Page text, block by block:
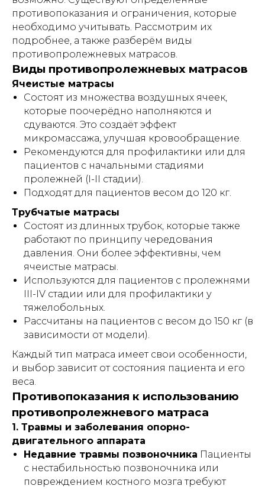
противопоказания и ограничения, которые
необходимо учитывать. Рассмотрим их
подробнее, а также разберём виды
противопролежневых матрасов.
Виды противопролежневых матрасов
Ячеистые матрасы
Состоят из множества воздушных ячеек,
которые поочерёдно наполняются и
сдуваются. Это создаёт эффект
микромассажа, улучшая кровообращение.
Рекомендуются для профилактики или для
пациентов с начальными стадиями
пролежней (I-II стадии).
Подходят для пациентов весом до 120 кг.
Трубчатые матрасы
Состоят из длинных трубок, которые также
работают по принципу чередования
давления. Они более эффективны, чем
ячеистые матрасы.
Используются для пациентов с пролежнями
III-IV стадии или для профилактики у
тяжелобольных.
Рассчитаны на пациентов с весом до 150 кг (в
зависимости от модели).
Каждый тип матраса имеет свои особенности,
и выбор зависит от состояния пациента и его
веса.
Противопоказания к использованию
противопролежневого матраса
1. Травмы и заболевания опорно-
двигательного аппарата
Недавние травмы позвоночника Пациенты
с нестабильностью позвоночника или
повреждением костного мозга требуют